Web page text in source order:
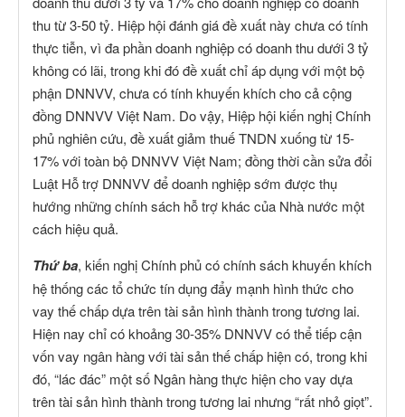
thu từ 3-50 tỷ. Hiệp hội đánh giá đề xuất này chưa có tính
thực tiễn, vì đa phần doanh nghiệp có doanh thu dưới 3 tỷ
không có lãi, trong khi đó đề xuất chỉ áp dụng với một bộ
phận DNNVV, chưa có tính khuyến khích cho cả cộng
đồng DNNVV Việt Nam. Do vậy, Hiệp hội kiến nghị Chính
phủ nghiên cứu, đề xuất giảm thuế TNDN xuống từ 15-
17% với toàn bộ DNNVV Việt Nam; đồng thời cần sửa đổi
Luật Hỗ trợ DNNVV để doanh nghiệp sớm được thụ
hướng những chính sách hỗ trợ khác của Nhà nước một
cách hiệu quả.
Thứ ba, kiến nghị Chính phủ có chính sách khuyến khích
hệ thống các tổ chức tín dụng đẩy mạnh hình thức cho
vay thế chấp dựa trên tài sản hình thành trong tương lai.
Hiện nay chỉ có khoảng 30-35% DNNVV có thể tiếp cận
vốn vay ngân hàng với tài sản thế chấp hiện có, trong khi
đó, “lác đác” một số Ngân hàng thực hiện cho vay dựa
trên tài sản hình thành trong tương lai nhưng “rất nhỏ giọt”.